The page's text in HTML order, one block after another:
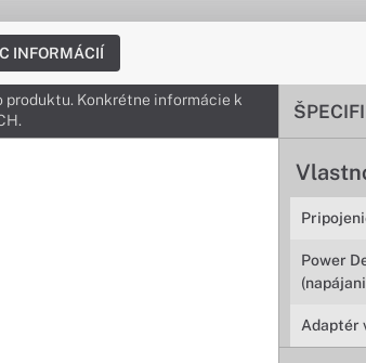
INFORMÁCIÍ
Power
Adaptér
produktu. Konkrétne informácie k